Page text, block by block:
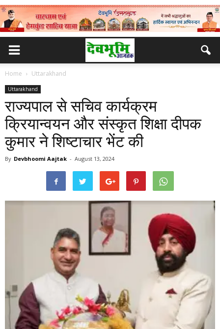
Home Uttarakhand
Uttarakhand
राज्यपाल से सचिव कार्यक्रम
क्रियान्वयन और संस्कृत शिक्षा दीपक
कुमार ने शिष्टाचार भेंट की
By Devbhoomi Aajtak - August 13, 2024